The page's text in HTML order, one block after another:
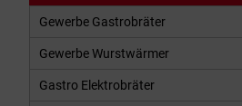
Gewerbe Gastrobräter
Gewerbe Wurstwärmer
Gastro Elektrobräter